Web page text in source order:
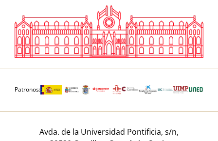
Patronos:
Avda. de la Universidad Pontificia, s/n,